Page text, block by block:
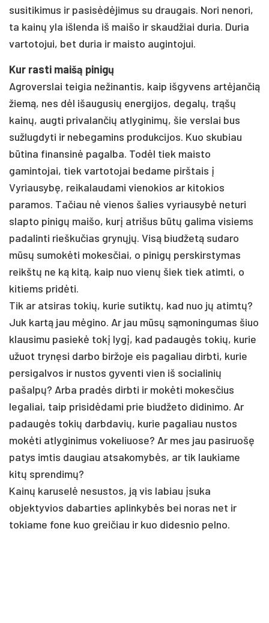
susitikimus ir pasisėdėjimus su draugais. Nori nenori,
ta kainų yla išlenda iš maišo ir skaudžiai duria. Duria
vartotojui, bet duria ir maisto augintojui.
Kur rasti maišą pinigų
Agroverslai teigia nežinantis, kaip išgyvens artėjančią
žiemą, nes dėl išaugusių energijos, degalų, trąšų
kainų, augti privalančių atlyginimų, šie verslai bus
sužlugdyti ir nebegamins produkcijos. Kuo skubiau
būtina finansinė pagalba. Todėl tiek maisto
gamintojai, tiek vartotojai bedame pirštais į
Vyriausybę, reikalaudami vienokios ar kitokios
paramos. Tačiau nė vienos šalies vyriausybė neturi
slapto pinigų maišo, kurį atrišus būtų galima visiems
padalinti rieškučias grynųjų. Visą biudžetą sudaro
mūsų sumokėti mokesčiai, o pinigų perskirstymas
reikštų ne ką kitą, kaip nuo vienų šiek tiek atimti, o
kitiems pridėti.
Tik ar atsiras tokių, kurie sutiktų, kad nuo jų atimtų?
Juk kartą jau mėgino. Ar jau mūsų sąmoningumas šiuo
klausimu pasiekė tokį lygį, kad padaugės tokių, kurie
užuot trynęsi darbo biržoje eis pagaliau dirbti, kurie
persigalvos ir nustos gyventi vien iš socialinių
pašalpų? Arba pradės dirbti ir mokėti mokesčius
legaliai, taip prisidėdami prie biudžeto didinimo. Ar
padaugės tokių darbdavių, kurie pagaliau nustos
mokėti atlyginimus vokeliuose? Ar mes jau pasiruošę
patys imtis daugiau atsakomybės, ar tik laukiame
kitų sprendimų?
Kainų karuselė nesustos, ją vis labiau įsuka
objektyvios dabarties aplinkybės bei noras net ir
tokiame fone kuo greičiau ir kuo didesnio pelno.